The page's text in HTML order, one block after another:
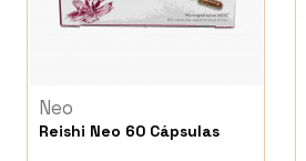
Neo
Reishi Neo 60 Cápsulas